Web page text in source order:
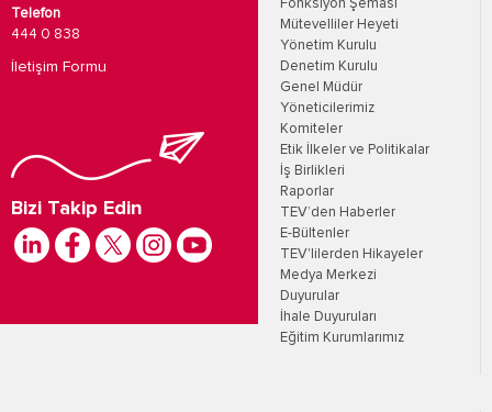
Telefon
444 0 838
İletişim Formu
Bizi Takip Edin
Fonksiyon Şeması
Mütevelliler Heyeti
Yönetim Kurulu
Denetim Kurulu
Genel Müdür
Yöneticilerimiz
Komiteler
Etik İlkeler ve Politikalar
İş Birlikleri
Raporlar
TEV’den Haberler
E-Bültenler
TEV'lilerden Hikayeler
Medya Merkezi
Duyurular
İhale Duyuruları
Eğitim Kurumlarımız